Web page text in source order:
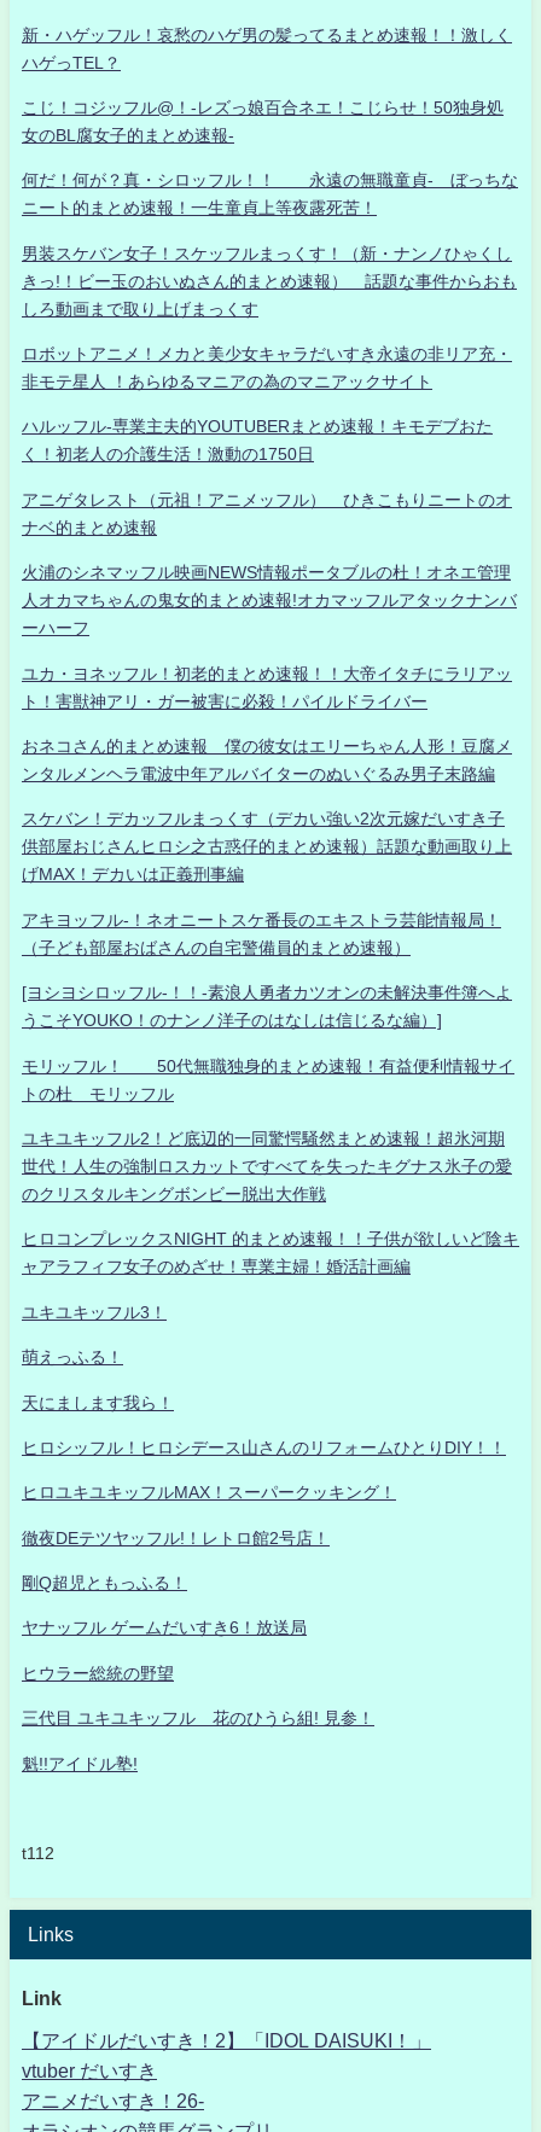
新・ハゲッフル！哀愁のハゲ男の髪ってるまとめ速報！！激しく
ハゲっTEL？
こじ！コジッフル@！-レズっ娘百合ネエ！こじらせ！50独身処
女のBL腐女子的まとめ速報-
何だ！何が？真・シロッフル！！ 永遠の無職童貞- ぼっちな
ニート的まとめ速報！一生童貞上等夜露死苦！
男装スケバン女子！スケッフルまっくす！（新・ナンノひゃくし
きっ!！ビー玉のおいぬさん的まとめ速報） 話題な事件からおも
しろ動画まで取り上げまっくす
ロボットアニメ！メカと美少女キャラだいすき永遠の非リア充・
非モテ星人 ！あらゆるマニアの為のマニアックサイト
ハルッフル-専業主夫的YOUTUBERまとめ速報！キモデブおた
く！初老人の介護生活！激動の1750日
アニゲタレスト（元祖！アニメッフル） ひきこもりニートのオ
ナベ的まとめ速報
火浦のシネマッフル映画NEWS情報ポータブルの杜！オネエ管理
人オカマちゃんの鬼女的まとめ速報!オカマッフルアタックナンバ
ーハーフ
ユカ・ヨネッフル！初老的まとめ速報！！大帝イタチにラリアッ
ト！害獣神アリ・ガー被害に必殺！パイルドライバー
おネコさん的まとめ速報 僕の彼女はエリーちゃん人形！豆腐メ
ンタルメンヘラ電波中年アルバイターのぬいぐるみ男子末路編
スケバン！デカッフルまっくす（デカい強い2次元嫁だいすき子
供部屋おじさんヒロシ之古惑仔的まとめ速報）話題な動画取り上
げMAX！デカいは正義刑事編
アキヨッフル-！ネオニートスケ番長のエキストラ芸能情報局！
（子ども部屋おばさんの自宅警備員的まとめ速報）
[ヨシヨシロッフル-！！-素浪人勇者カツオンの未解決事件簿へよ
うこそYOUKO！のナンノ洋子のはなしは信じるな編）]
モリッフル！ 50代無職独身的まとめ速報！有益便利情報サイ
トの杜 モリッフル
ユキユキッフル2！ど底辺的一同驚愕騒然まとめ速報！超氷河期
世代！人生の強制ロスカットですべてを失ったキグナス氷子の愛
のクリスタルキングボンビー脱出大作戦
ヒロコンプレックスNIGHT 的まとめ速報！！子供が欲しいど陰キ
ャアラフィフ女子のめざせ！専業主婦！婚活計画編
ユキユキッフル3！
萌えっふる！
天にまします我ら！
ヒロシッフル！ヒロシデース山さんのリフォームひとりDIY！！
ヒロユキユキッフルMAX！スーパークッキング！
徹夜DEテツヤッフル!！レトロ館2号店！
剛Q超児ともっふる！
ヤナッフル ゲームだいすき6！放送局
ヒウラー総統の野望
三代目 ユキユキッフル 花のひうら組! 見参！
魁!!アイドル塾!
t112
Links
Link
【アイドルだいすき！2】「IDOL DAISUKI！」
vtuber だいすき
アニメだいすき！26-